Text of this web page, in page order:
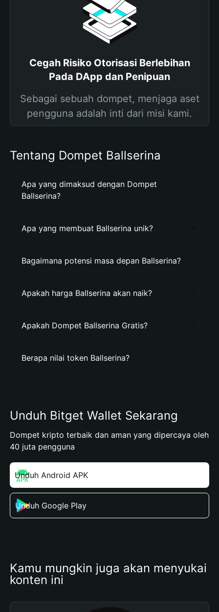
Cegah Risiko Otorisasi Berlebihan
Pada DApp dan Penipuan
Sebagai sebuah dompet, menjaga aset
pengguna adalah inti dari misi kami.
Tentang Dompet Ballserina
Apa yang dimaksud dengan Dompet
Ballserina?
Apa yang membuat Ballserina unik?
Bagaimana potensi masa depan Ballserina?
Apakah harga Ballserina akan naik?
Apakah Dompet Ballserina Gratis?
Berapa nilai token Ballserina?
Unduh Bitget Wallet Sekarang
Dompet kripto terbaik dan aman yang dipercaya oleh
40 juta pengguna
Unduh Android APK
Unduh Google Play
Kamu mungkin juga akan menyukai
konten ini